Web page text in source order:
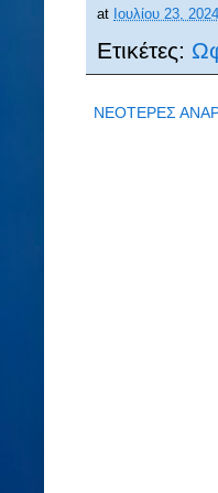
at Ιουλίου 23, 2024
Ετικέτες:
ΝΕΟΤΕΡΕΣ